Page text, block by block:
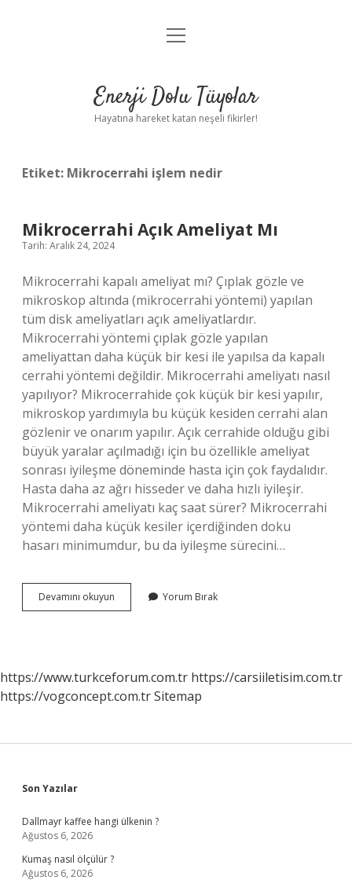
Anasayfa
Yasal Uyarı
menüyü
Enerji Dolu Tüyolar
Hayatına hareket katan neşeli fikirler!
Etiket: Mikrocerrahi işlem nedir
Mikrocerrahi Açık Ameliyat Mı
Tarih: Aralık 24, 2024
Mikrocerrahi kapalı ameliyat mı? Çıplak gözle ve
mikroskop altında (mikrocerrahi yöntemi) yapılan
tüm disk ameliyatları açık ameliyatlardır.
Mikrocerrahi yöntemi çıplak gözle yapılan
ameliyattan daha küçük bir kesi ile yapılsa da kapalı
cerrahi yöntemi değildir. Mikrocerrahi ameliyatı nasıl
yapılıyor? Mikrocerrahide çok küçük bir kesi yapılır,
mikroskop yardımıyla bu küçük kesiden cerrahi alan
gözlenir ve onarım yapılır. Açık cerrahide olduğu gibi
büyük yaralar açılmadığı için bu özellikle ameliyat
sonrası iyileşme döneminde hasta için çok faydalıdır.
Hasta daha az ağrı hisseder ve daha hızlı iyileşir.
Mikrocerrahi ameliyatı kaç saat sürer? Mikrocerrahi
yöntemi daha küçük kesiler içerdiğinden doku
hasarı minimumdur, bu da iyileşme sürecini…
Devamını okuyun Mikrocerrahi
Açık
Yorum Bırak
https://www.turkceforum.com.tr https://carsiiletisim.com.tr
https://vogconcept.com.trSitemap
Sidebar
Son Yazılar
Dallmayr kaffee hangi ülkenin ?
Ağustos 6, 2026
Kumaş nasıl ölçülür ?
Ağustos 6, 2026